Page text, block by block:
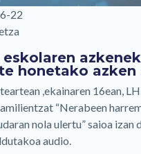
22
eskolaren
honetako azken
,ekainaren 16ean,
“Nerabeen
nola ulertu” saioa izan
audio.